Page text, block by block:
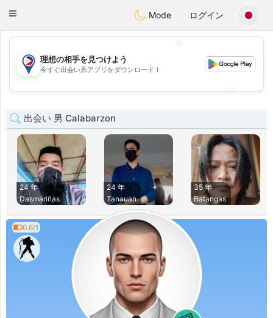
PhilippinesChat
Toggle
Mode ログイン
💖
💕
理想の相手を見つけよう
今すぐ出会い系アプリをダウンロード！
出会い 男 Calabarzon
24 年
Dasmariñas
24 年
Tanauan
35 年
Batangas
0.6/1